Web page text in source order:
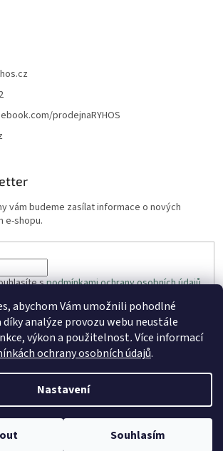
abychom Vám umožnili pohodlné
analýze provozu webu neustále
výkon a použitelnost.Více informací
ochrany osobních údajů.
Nastavení
Souhlasím
prodejnaRYHOS
vám budeme zasílat informace o nových
e-shopu.
spodmínkami ochrany osobních údajů
. Všechna práva vyhrazena.
Upravit nastavení cookies